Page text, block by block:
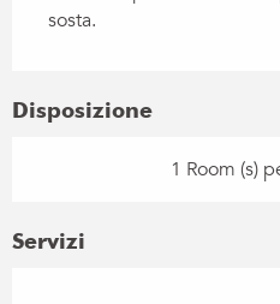
sosta.
Disposizione
1 Room (s)
Servizi